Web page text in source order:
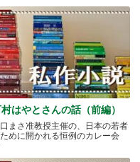
はやとさんの話（前編）
まさ准教授主催の、日本の若者
めに開かれる恒例のカレー会